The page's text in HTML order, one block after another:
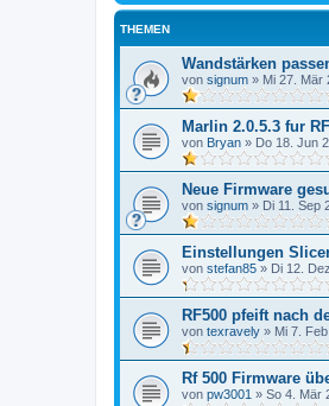
THEMEN
Wandstärken
von signum » Mi 27. Mär
Marlin 2.0.5.3 fur
von Bryan » Do 18. Jun
Neue Firmware
von signum » Di 11. Sep
Einstellungen
von stefan85 » Di 12.
RF500 pfeift nach
von texravely » Mi 7.
Rf 500 Firmware
von pw3001 » So 4. Mär